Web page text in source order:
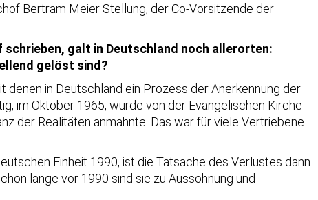
Bertram Meier Stellung, der Co-Vorsitzende der
galt in Deutschland noch allerorten:
gelöst sind?
in Deutschland ein Prozess der Anerkennung der
im Oktober 1965, wurde von der Evangelischen Kirche
der Realitäten anmahnte. Das war für viele Vertriebene
Einheit 1990, ist die Tatsache des Verlustes dann
lange vor 1990 sind sie zu Aussöhnung und